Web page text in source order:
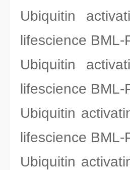
Ubiquitin
lifescience BML-
Ubiquitin
lifescience BML-
Ubiquitin
lifescience BML-
Ubiquitin